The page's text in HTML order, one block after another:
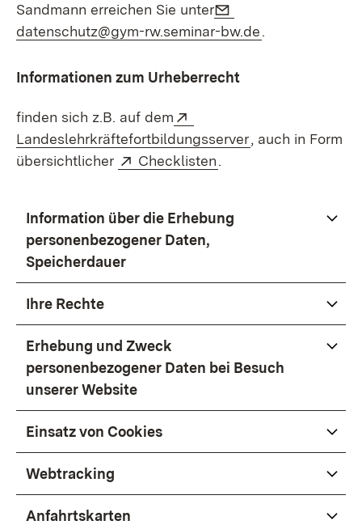
Sandmann erreichen Sie unter
datenschutz@gym-rw.seminar-bw.de.
Informationen zum Urheberrecht
finden sich z.B. auf dem
Landeslehrkräftefortbildungsserver (Öffnet in
, auch in Form
übersichtlicher
Extern:
Checklisten.
Information über die Erhebung
personenbezogener Daten,
Speicherdauer
Ihre Rechte
Erhebung und Zweck
personenbezogener Daten bei Besuch
unserer Website
Einsatz von Cookies
Webtracking
Anfahrtskarten